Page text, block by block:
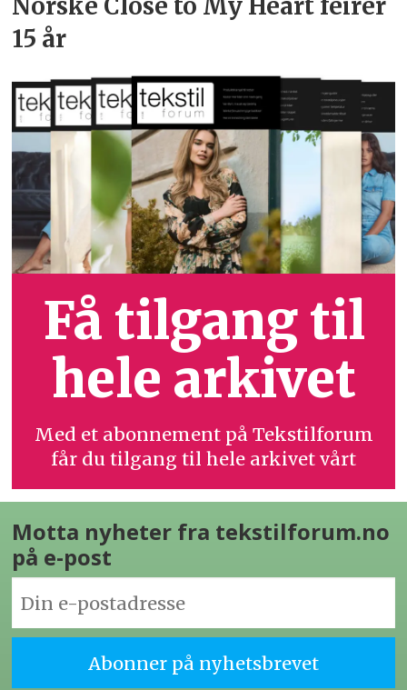
Norske Close to My Heart feirer
15 år
Få tilgang til
hele arkivet
Med et abonnement på Tekstilforum
får du tilgang til hele arkivet vårt
Motta nyheter fra tekstilforum.no
på e-post